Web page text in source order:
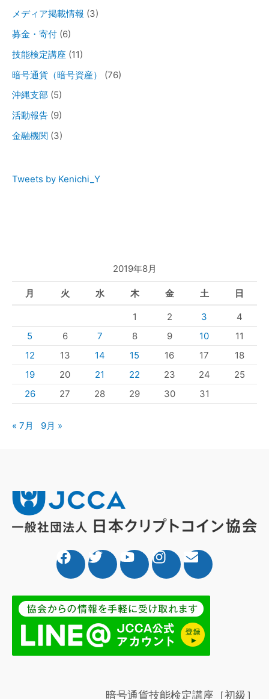
メディア掲載情報 (3)
募金・寄付 (6)
技能検定講座 (11)
暗号通貨（暗号資産）
(76)
沖縄支部 (5)
活動報告 (9)
金融機関 (3)
Tweets by Kenichi_Y
2019年8月
月 火 水 木 金 土 日
1 2 3
4
5
6 7 8 9 10
11
12
13 14 15 16 17
18
19
20 21 22 23 24
25
26
27 28 29 30 31
« 7月 9月 »
暗号通貨技能検定講座［初級］